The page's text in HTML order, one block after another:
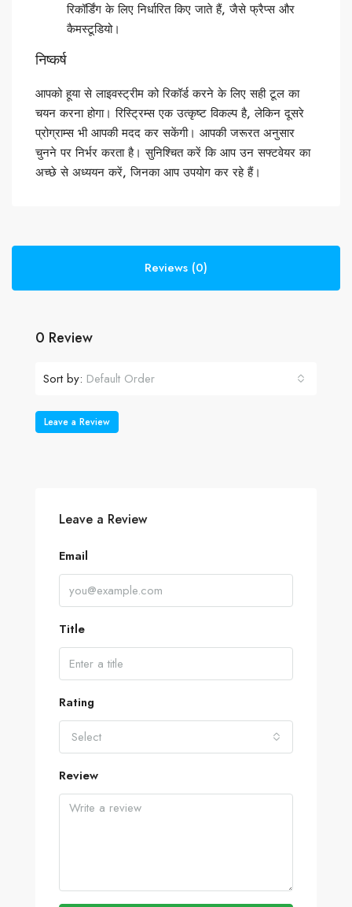
रिकॉर्डिंग के लिए निर्धारित किए जाते हैं, जैसे फ्रैप्स और
कैमस्टूडियो।
निष्कर्ष
आपको हूया से लाइवस्ट्रीम को रिकॉर्ड करने के लिए सही टूल का
चयन करना होगा। रिस्ट्रिम्स एक उत्कृष्ट विकल्प है, लेकिन दूसरे
प्रोग्राम्स भी आपकी मदद कर सकेंगी। आपकी जरूरत अनुसार
चुनने पर निर्भर करता है। सुनिश्चित करें कि आप उन सफ्टवेयर का
अच्छे से अध्ययन करें, जिनका आप उपयोग कर रहे हैं।
Reviews (0)
0 Review
Sort by: Default Order
Leave a Review
Leave a Review
Email
Title
Rating
Select
Review